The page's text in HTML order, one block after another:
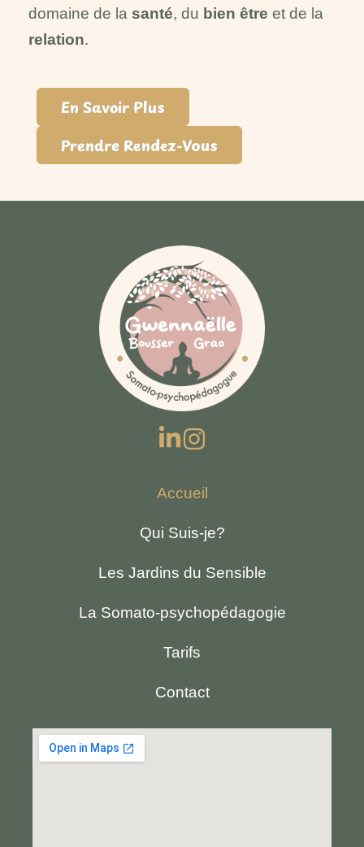
domaine de la santé, du bien être et de la
relation.
En Savoir Plus
Prendre Rendez-Vous
Accueil
Qui Suis-je?
Les Jardins du Sensible
La Somato-psychopédagogie
Tarifs
Contact